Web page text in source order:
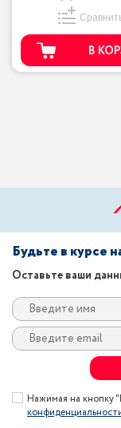
В
Будьте в курсе
Оставьте ваши
Нажимая на кнопку